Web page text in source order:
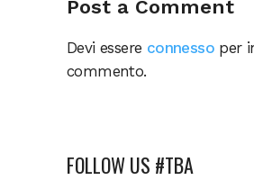
Post a Comment
Devi essere connesso per
commento.
FOLLOW US #TBA